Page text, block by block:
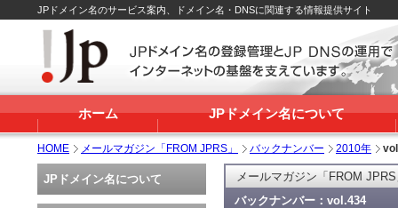
JPドメイン名のサービス案内、ドメイン名・DNSに関連する情報提供サイト
ホーム JPドメイン名について
HOME メールマガジン「FROM JPRS」 バックナンバー 2010年
メールマガジン「FROM
バックナンバー：vol.434
JPドメイン名について